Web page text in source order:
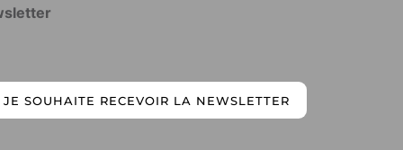
JE SOUHAITE RECEVOIR LA NEWSLETTER